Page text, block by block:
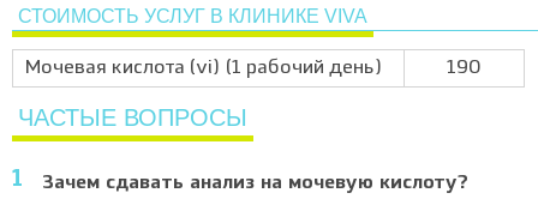
СТОИМОСТЬ УСЛУГ В КЛИНИКЕ VIVA
Мочевая кислота (vi) (1 рабочий день) 190
ЧАСТЫЕ ВОПРОСЫ
Зачем сдавать анализ на мочевую кислоту?